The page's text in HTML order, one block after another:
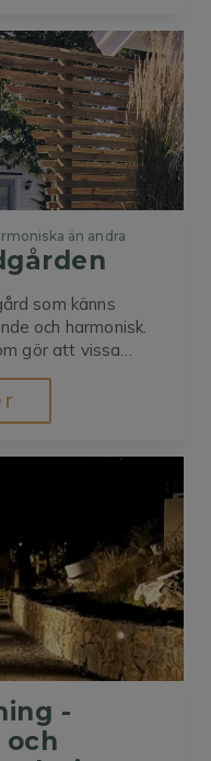
än andra
som känns
och harmonisk.
gör att vissa
de viktigaste
handlar om att
-